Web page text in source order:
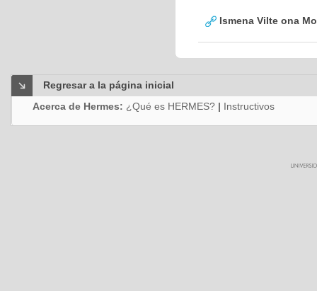
Ismena Vilte ona
Regresar a la página inicial
Acerca de Hermes: ¿Qué es HERMES? | Instructivos